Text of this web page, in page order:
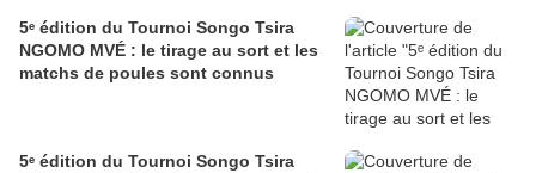
5ᵉ édition du Tournoi Songo Tsira
NGOMO MVÉ : le tirage au sort et les
matchs de poules sont connus
5ᵉ édition du Tournoi Songo Tsira